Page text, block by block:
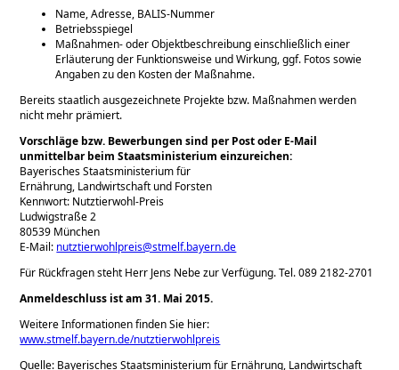
Name, Adresse, BALIS-Nummer
Betriebsspiegel
Maßnahmen- oder Objektbeschreibung einschließlich einer
Erläuterung der Funktionsweise und Wirkung, ggf. Fotos sowie
Angaben zu den Kosten der Maßnahme.
Bereits staatlich ausgezeichnete Projekte bzw. Maßnahmen werden
nicht mehr prämiert.
Vorschläge bzw. Bewerbungen sind per Post oder E-Mail
unmittelbar beim Staatsministerium einzureichen:
Bayerisches Staatsministerium für
Ernährung, Landwirtschaft und Forsten
Kennwort: Nutztierwohl-Preis
Ludwigstraße 2
80539 München
E-Mail: nutztierwohlpreis@stmelf.bayern.de
Für Rückfragen steht Herr Jens Nebe zur Verfügung. Tel. 089 2182-2701
Anmeldeschluss ist am 31. Mai 2015.
Weitere Informationen finden Sie hier:
www.stmelf.bayern.de/nutztierwohlpreis
Quelle: Bayerisches Staatsministerium für Ernährung, Landwirtschaft